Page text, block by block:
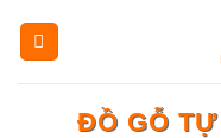
ĐỒ GỖ